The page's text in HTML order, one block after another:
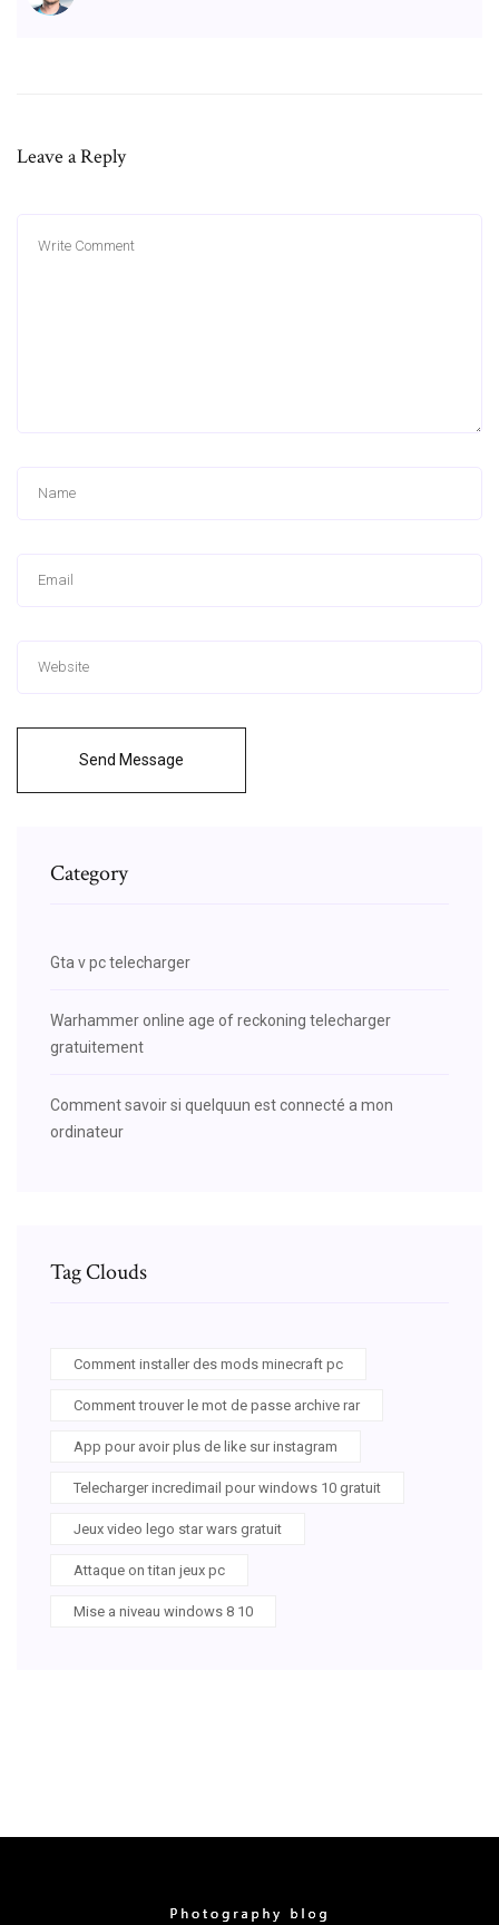
Leave a Reply
Send Message
Category
Gta v pc telecharger
Warhammer online age of reckoning telecharger
gratuitement
Comment savoir si quelquun est connecté a mon
ordinateur
Tag Clouds
Comment installer des mods minecraft pc
Comment trouver le mot de passe archive rar
App pour avoir plus de like sur instagram
Telecharger incredimail pour windows 10 gratuit
Jeux video lego star wars gratuit
Attaque on titan jeux pc
Mise a niveau windows 8 10